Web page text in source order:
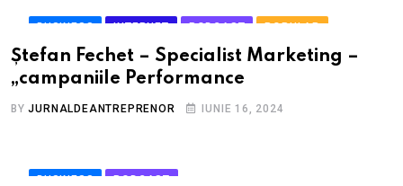
BUSINESS INTERNET PODCAST
POPULAR
TEHNOLOGIE
TRENDING
Ștefan Fechet – Specialist Marketing –
„campaniile Performance
BYJURNALDEANTREPRENOR IUNIE 16, 2024
BUSINESS PODCAST